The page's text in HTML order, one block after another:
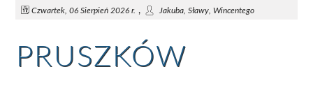
Czwartek, 06 Sierpień 2026 r. , Jakuba, Sławy, Wincentego
PRUSZKÓW